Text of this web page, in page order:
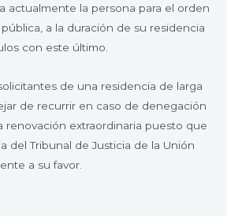
actualmente la persona para el orden
a la duración de su residencia
con este último.
de una residencia de larga
de recurrir en caso de denegación
renovación extraordinaria puesto que
del Tribunal de Justicia de la Unión
a su favor.